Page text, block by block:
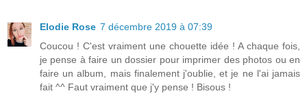
Elodie Rose 7 décembre 2019 à 07:39
Coucou ! C'est vraiment une chouette idée ! A chaque fois,
je pense à faire un dossier pour imprimer des photos ou en
faire un album, mais finalement j'oublie, et je ne l'ai jamais
fait ^^ Faut vraiment que j'y pense ! Bisous !